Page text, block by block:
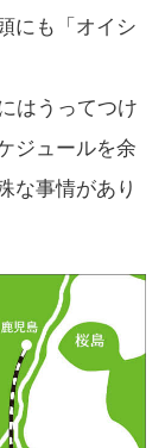
にも「オイシ
はうってつけ
ジュールを余
な事情があり